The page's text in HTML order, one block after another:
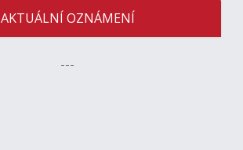
AKTUÁLNÍ OZNÁMENÍ
---